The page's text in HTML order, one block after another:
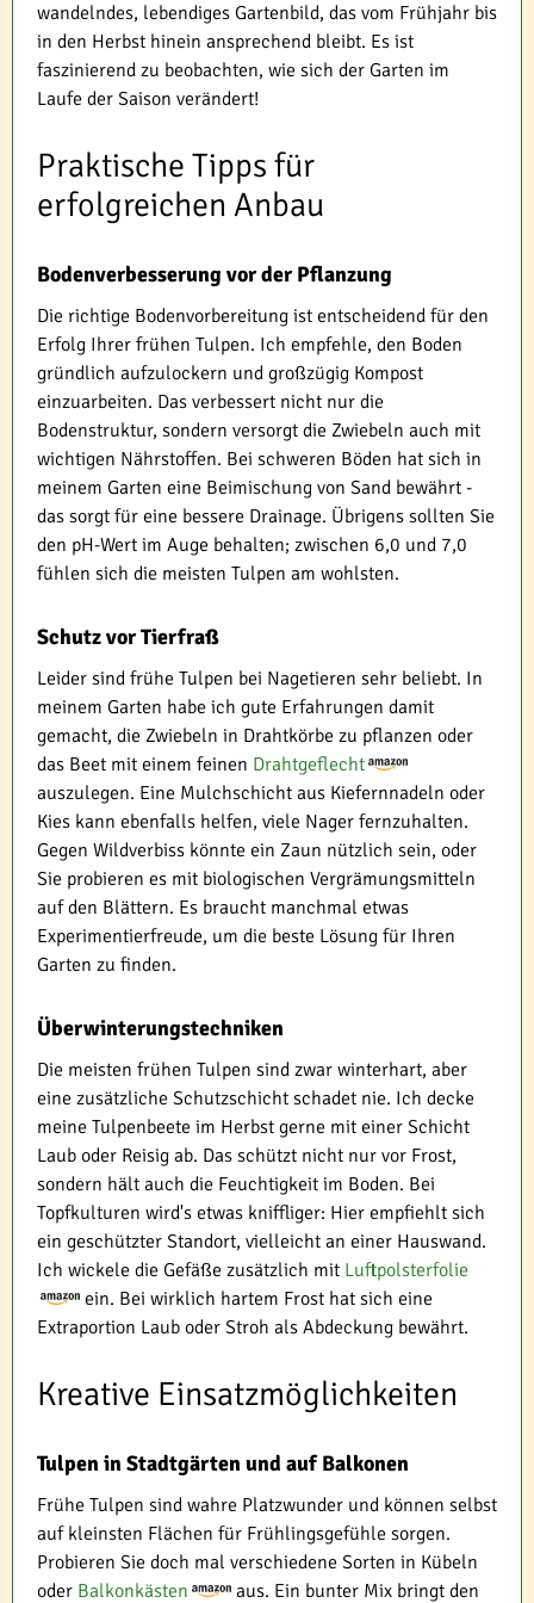
wandelndes, lebendiges Gartenbild, das vom Frühjahr bis
in den Herbst hinein ansprechend bleibt. Es ist
faszinierend zu beobachten, wie sich der Garten im
Laufe der Saison verändert!
Praktische Tipps für
erfolgreichen Anbau
Bodenverbesserung vor der Pflanzung
Die richtige Bodenvorbereitung ist entscheidend für den
Erfolg Ihrer frühen Tulpen. Ich empfehle, den Boden
gründlich aufzulockern und großzügig Kompost
einzuarbeiten. Das verbessert nicht nur die
Bodenstruktur, sondern versorgt die Zwiebeln auch mit
wichtigen Nährstoffen. Bei schweren Böden hat sich in
meinem Garten eine Beimischung von Sand bewährt -
das sorgt für eine bessere Drainage. Übrigens sollten Sie
den pH-Wert im Auge behalten; zwischen 6,0 und 7,0
fühlen sich die meisten Tulpen am wohlsten.
Schutz vor Tierfraß
Leider sind frühe Tulpen bei Nagetieren sehr beliebt. In
meinem Garten habe ich gute Erfahrungen damit
gemacht, die Zwiebeln in Drahtkörbe zu pflanzen oder
das Beet mit einem feinen Drahtgeflecht
auszulegen. Eine Mulchschicht aus Kiefernnadeln oder
Kies kann ebenfalls helfen, viele Nager fernzuhalten.
Gegen Wildverbiss könnte ein Zaun nützlich sein, oder
Sie probieren es mit biologischen Vergrämungsmitteln
auf den Blättern. Es braucht manchmal etwas
Experimentierfreude, um die beste Lösung für Ihren
Garten zu finden.
Überwinterungstechniken
Die meisten frühen Tulpen sind zwar winterhart, aber
eine zusätzliche Schutzschicht schadet nie. Ich decke
meine Tulpenbeete im Herbst gerne mit einer Schicht
Laub oder Reisig ab. Das schützt nicht nur vor Frost,
sondern hält auch die Feuchtigkeit im Boden. Bei
Topfkulturen wird's etwas kniffliger: Hier empfiehlt sich
ein geschützter Standort, vielleicht an einer Hauswand.
Ich wickele die Gefäße zusätzlich mit Luftpolsterfolie
ein. Bei wirklich hartem Frost hat sich eine
Extraportion Laub oder Stroh als Abdeckung bewährt.
Kreative Einsatzmöglichkeiten
Tulpen in Stadtgärten und auf Balkonen
Frühe Tulpen sind wahre Platzwunder und können selbst
auf kleinsten Flächen für Frühlingsgefühle sorgen.
Probieren Sie doch mal verschiedene Sorten in Kübeln
oder Balkonkästen aus. Ein bunter Mix bringt den